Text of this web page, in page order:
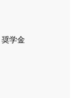
奨学金